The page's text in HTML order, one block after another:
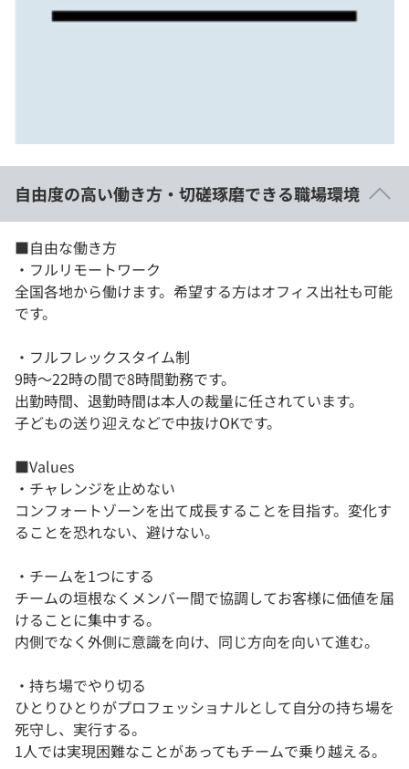
自由度の高い働き方・切磋琢磨できる職場環境
■自由な働き方
・フルリモートワーク
全国各地から働けます。希望する方はオフィス出社も可能
です。
・フルフレックスタイム制
9時～22時の間で8時間勤務です。
出勤時間、退勤時間は本人の裁量に任されています。
子どもの送り迎えなどで中抜けOKです。
■Values
・チャレンジを止めない
コンフォートゾーンを出て成長することを目指す。変化す
ることを恐れない、避けない。
・チームを1つにする
チームの垣根なくメンバー間で協調してお客様に価値を届
けることに集中する。
内側でなく外側に意識を向け、同じ方向を向いて進む。
・持ち場でやり切る
ひとりひとりがプロフェッショナルとして自分の持ち場を
死守し、実行する。
1人では実現困難なことがあってもチームで乗り越える。